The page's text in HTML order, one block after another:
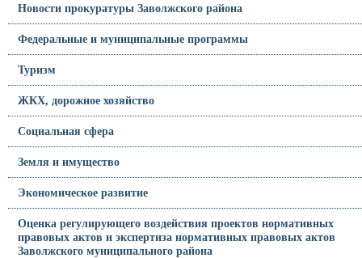
Новости прокуратуры Заволжского района
Федеральные и муниципальные программы
Туризм
ЖКХ, дорожное хозяйство
Социальная сфера
Земля и имущество
Экономическое развитие
Оценка регулирующего воздействия проектов нормативных
правовых актов и экспертиза нормативных правовых актов
Заволжского муниципального района